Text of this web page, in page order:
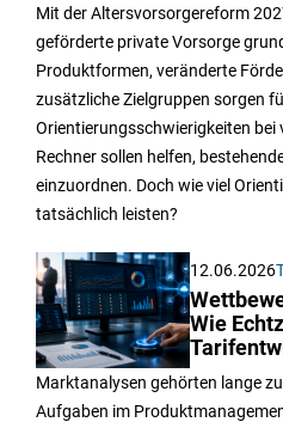
Mit der Altersvorsorgereform
geförderte private Vorsorge
Produktformen, veränderte
zusätzliche Zielgruppen sorgen
Orientierungsschwierigkeiten bei
Rechner sollen helfen,
einzuordnen. Doch wie viel
tatsächlich leisten?
12.06.2026
Wie
Marktanalysen gehörten lange
Aufgaben im